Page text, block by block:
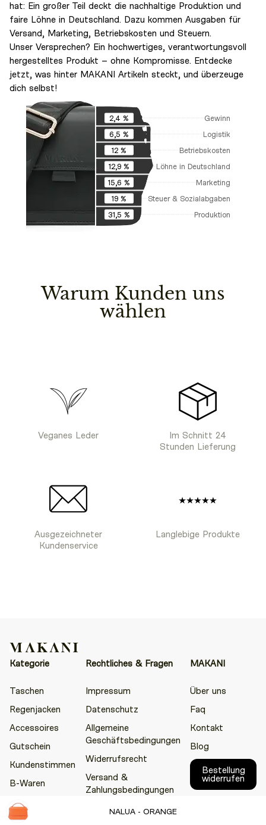
hat: Ein großer Teil deckt die nachhaltige Produktion und
faire Löhne in Deutschland. Dazu kommen Ausgaben für
Versand, Marketing, Betriebskosten und Steuern.
Unser Versprechen? Ein hochwertiges, verantwortungsvoll
hergestelltes Produkt – ohne Kompromisse. Entdecke
jetzt, was hinter MAKANI Artikeln steckt, und überzeuge
dich selbst!
2,4 %
Gewinn
6,5 %
Logistik
12 %
Betriebskosten
12,9 %
Löhne in Deutschland
15,6 %
Marketing
19 %
Steuer & Sozialabgaben
31,5 %
Produktion
Warum Kunden uns
wählen
Veganes Leder
Im Schnitt 24
Stunden Lieferung
Ausgezeichneter
Kundenservice
Langlebige Produkte
Kategorie
Taschen
Regenjacken
Accessoires
Gutschein
Kundenstimmen
B-Waren
Rechtliches & Fragen
Impressum
Datenschutz
Allgemeine
Geschäftsbedingungen
Widerrufsrecht
Versand &
Zahlungsbedingungen
MAKANI
Über uns
Faq
Kontakt
Blog
Bestellung
widerrufen
NALUA - ORANGE